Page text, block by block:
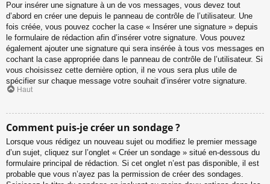
Pour insérer une signature à un de vos messages, vous devez tout
d’abord en créer une depuis le panneau de contrôle de l’utilisateur. Une
fois créée, vous pouvez cocher la case « Insérer une signature » depuis
le formulaire de rédaction afin d’insérer votre signature. Vous pouvez
également ajouter une signature qui sera insérée à tous vos messages en
cochant la case appropriée dans le panneau de contrôle de l’utilisateur. Si
vous choisissez cette dernière option, il ne vous sera plus utile de
spécifier sur chaque message votre souhait d’insérer votre signature.
Haut
Comment puis-je créer un sondage ?
Lorsque vous rédigez un nouveau sujet ou modifiez le premier message
d’un sujet, cliquez sur l’onglet « Créer un sondage » situé en-dessous du
formulaire principal de rédaction. Si cet onglet n’est pas disponible, il est
probable que vous n’ayez pas la permission de créer des sondages.